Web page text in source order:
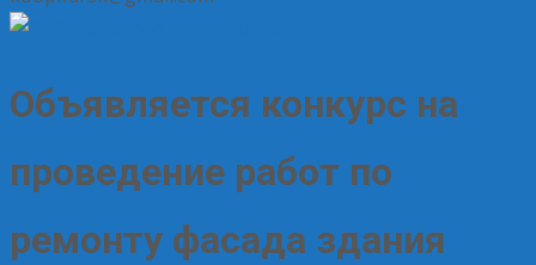
Объявляется конкурс на
проведение работ по
ремонту фасада здания